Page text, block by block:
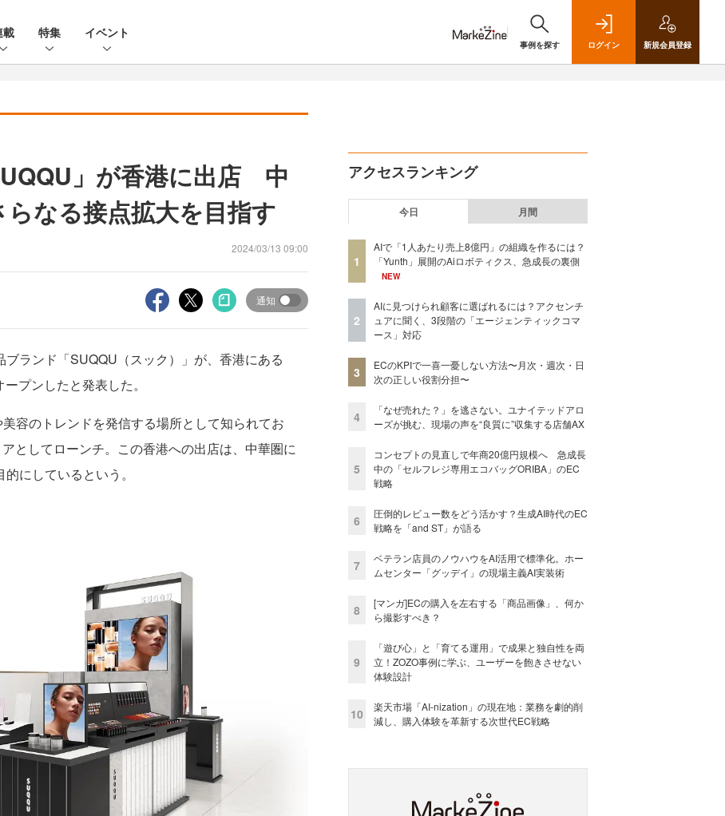
載 特集 イベント
事例を探す ログイン 新規会員登録
」が香港に出店 中
なる接点拡大を目指す
2024/03/13 09:00
通知
ランド「SUQQU（スック）」が、香港にある
プンしたと発表した。
容のトレンドを発信する場所として知られてお
としてローンチ。この香港への出店は、中華圏に
にしているという。
アクセスランキング
今日 月間
1
AIで「1人あたり売上8億円」の組織を作るには？
「Yunth」展開のAiロボティクス、急成長の裏側
NEW
2
AIに見つけられ顧客に選ばれるには？アクセンチ
ュアに聞く、3段階の「エージェンティックコマ
ース」対応
3
ECのKPIで一喜一憂しない方法〜月次・週次・日
次の正しい役割分担〜
4
「なぜ売れた？」を逃さない。ユナイテッドアロ
ーズが挑む、現場の声を“良質に”収集する店舗AX
5
コンセプトの見直しで年商20億円規模へ 急成長
中の「セルフレジ専用エコバッグORIBA」のEC
戦略
6
圧倒的レビュー数をどう活かす？生成AI時代のEC
戦略を「and ST」が語る
7
ベテラン店員のノウハウをAI活用で標準化。ホー
ムセンター「グッデイ」の現場主義AI実装術
8
[マンガ]ECの購入を左右する「商品画像」、何か
ら撮影すべき？
9
「遊び心」と「育てる運用」で成果と独自性を両
立！ZOZO事例に学ぶ、ユーザーを飽きさせない
体験設計
10
楽天市場「AI-nization」の現在地：業務を劇的削
減し、購入体験を革新する次世代EC戦略